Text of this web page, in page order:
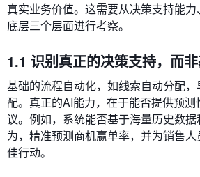
真实业务价值。这需要从决策支持能
底层三个层面进行考察。
1.1 识别真正的决策支持，而
基础的流程自动化，如线索自动分配
配。真正的AI能力，在于能否提供预
议。例如，系统能否基于海量历史数
为，精准预测商机赢单率，并为销售
佳行动。